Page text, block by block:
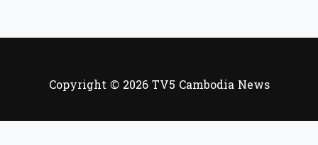
Copyright © 2026 TV5 Cambodia News